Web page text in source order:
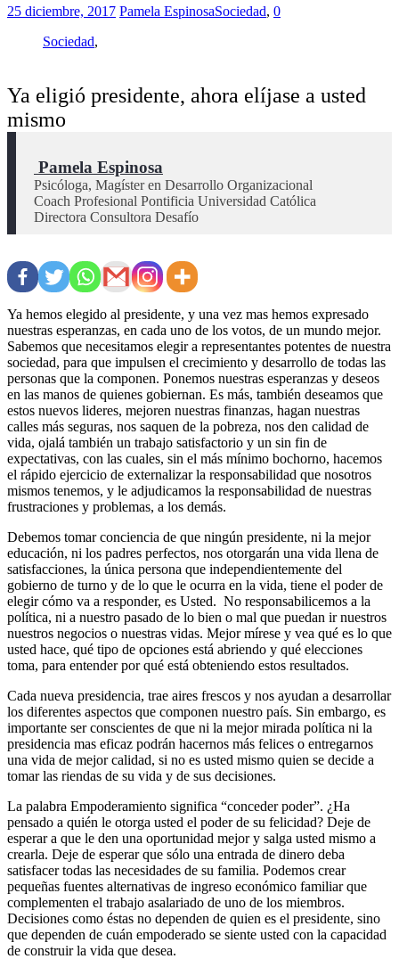
25 diciembre, 2017 Pamela EspinosaSociedad, 0
Sociedad,
Ya eligió presidente, ahora elíjase a usted
mismo
Pamela Espinosa
Psicóloga, Magíster en Desarrollo Organizacional
Coach Profesional Pontificia Universidad Católica
Directora Consultora Desafío
Ya hemos elegido al presidente, y una vez mas hemos expresado
nuestras esperanzas, en cada uno de los votos, de un mundo mejor.
Sabemos que necesitamos elegir a representantes potentes de nuestra
sociedad, para que impulsen el crecimiento y desarrollo de todas las
personas que la componen. Ponemos nuestras esperanzas y deseos
en las manos de quienes gobiernan. Es más, también deseamos que
estos nuevos lideres, mejoren nuestras finanzas, hagan nuestras
calles más seguras, nos saquen de la pobreza, nos den calidad de
vida, ojalá también un trabajo satisfactorio y un sin fin de
expectativas, con las cuales, sin el más mínimo bochorno, hacemos
el rápido ejercicio de externalizar la responsabilidad que nosotros
mismos tenemos, y le adjudicamos la responsabilidad de nuestras
frustraciones y problemas, a los demás.
Debemos tomar conciencia de que ningún presidente, ni la mejor
educación, ni los padres perfectos, nos otorgarán una vida llena de
satisfacciones, la única persona que independientemente del
gobierno de turno y de lo que le ocurra en la vida, tiene el poder de
elegir cómo va a responder, es Usted. No responsabilicemos a la
política, ni a nuestro pasado de lo bien o mal que puedan ir nuestros
nuestros negocios o nuestras vidas. Mejor mírese y vea qué es lo que
usted hace, qué tipo de opciones está abriendo y qué elecciones
toma, para entender por qué está obteniendo estos resultados.
Cada nueva presidencia, trae aires frescos y nos ayudan a desarrollar
los diferentes aspectos que componen nuestro país. Sin embargo, es
importante ser conscientes de que ni la mejor mirada política ni la
presidencia mas eficaz podrán hacernos más felices o entregarnos
una vida de mejor calidad, si no es usted mismo quien se decide a
tomar las riendas de su vida y de sus decisiones.
La palabra Empoderamiento significa “conceder poder”. ¿Ha
pensado a quién le otorga usted el poder de su felicidad? Deje de
esperar a que le den una oportunidad mejor y salga usted mismo a
crearla. Deje de esperar que sólo una entrada de dinero deba
satisfacer todas las necesidades de su familia. Podemos crear
pequeñas fuentes alternativas de ingreso económico familiar que
complementen el trabajo asalariado de uno de los miembros.
Decisiones como éstas no dependen de quien es el presidente, sino
que dependen de cuán empoderado se siente usted con la capacidad
de construir la vida que desea.